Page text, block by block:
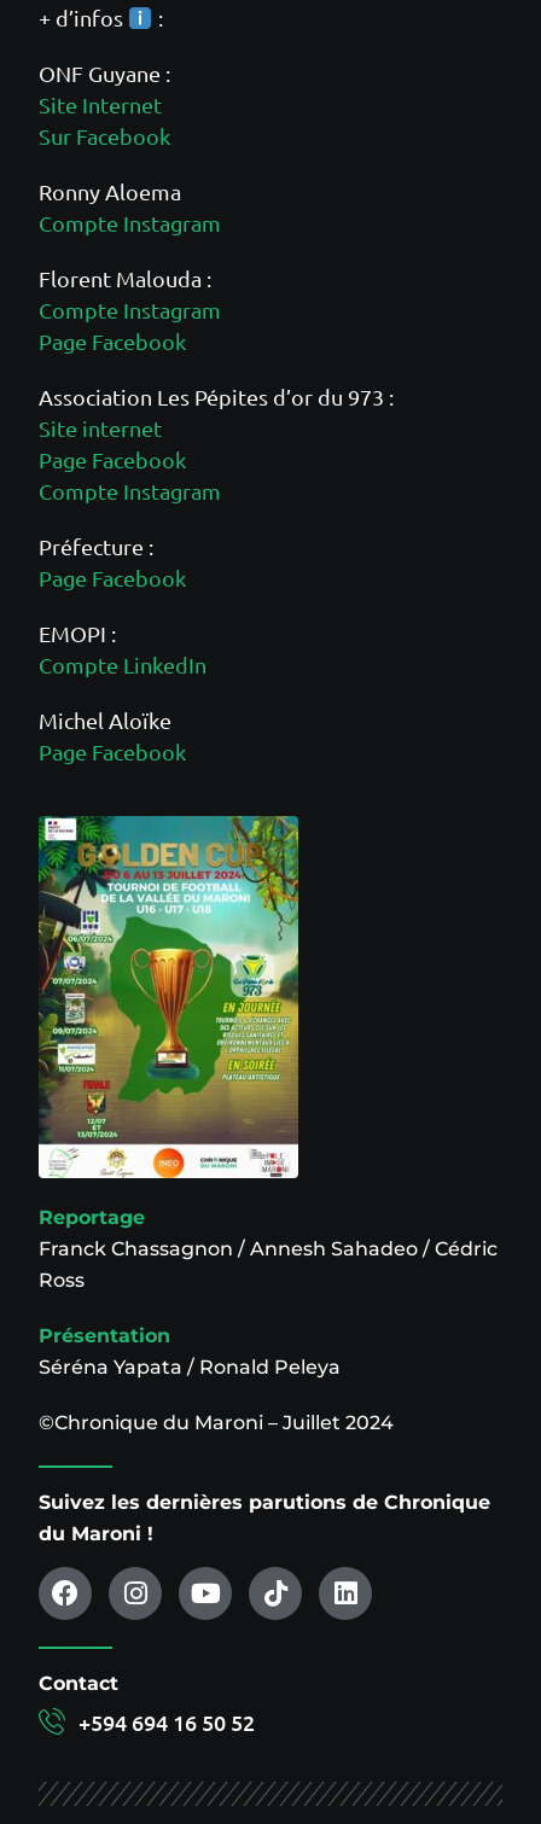
+ d’infos :
ONF Guyane :
Site Internet
Sur Facebook
Ronny Aloema
Compte Instagram
Florent Malouda :
Compte Instagram
Page Facebook
Association Les Pépites d’or du 973 :
Site internet
Page Facebook
Compte Instagram
Préfecture :
Page Facebook
EMOPI :
Compte LinkedIn
Michel Aloïke
Page Facebook
Reportage
Franck Chassagnon / Annesh Sahadeo / Cédric
Ross
Présentation
Séréna Yapata / Ronald Peleya
©Chronique du Maroni – Juillet 2024
Suivez les dernières parutions de Chronique
du Maroni !
Contact
+594 694 16 50 52